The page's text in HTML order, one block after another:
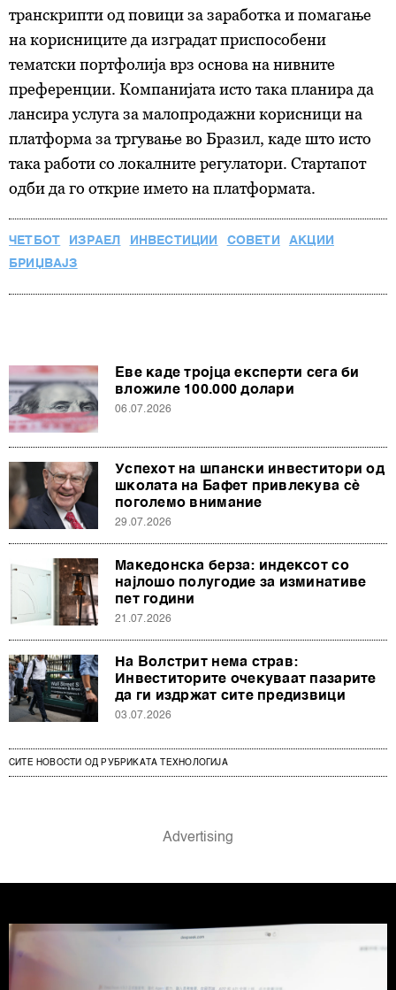
колачиња. Колачињата во кој било момент можете
повторно да ги ажурирате со клик на „Прикажи ги
деталите“. Согласноста можете во кој било момент да
ја повлечете без негативни последици.
транскрипти од повици за заработка и помагање
на корисниците да изградат приспособени
тематски портфолија врз основа на нивните
преференции. Компанијата исто така планира да
лансира услуга за малопродажни корисници на
платформа за тргување во Бразил, каде што исто
така работи со локалните регулатори. Стартапот
одби да го открие името на платформата.
ЧЕТБОТ ИЗРАЕЛ ИНВЕСТИЦИИ СОВЕТИ
АКЦИИ
БРИЏВАЈЗ
Еве каде тројца експерти сега би
вложиле 100.000 долари
06.07.2026
Успехот на шпански инвеститори од
школата на Бафет привлекува сè
поголемо внимание
29.07.2026
Македонска берза: индексот со
најлошо полугодие за изминативе
пет години
21.07.2026
На Волстрит нема страв:
Инвеститорите очекуваат пазарите
да ги издржат сите предизвици
03.07.2026
СИТЕ НОВОСТИ ОД РУБРИКАТА ТЕХНОЛОГИЈА